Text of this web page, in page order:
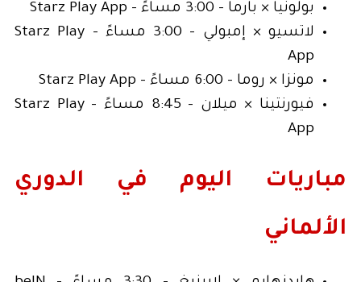
بولونيا × بارما - 3:00 مساءً - Starz Play App
لاتسيو × إمبولي - 3:00 مساءً - Starz Play
App
مونزا × روما - 6:00 مساءً - Starz Play App
فيورنتينا × ميلان - 8:45 مساءً - Starz Play
App
مباريات اليوم في الدوري
الألماني